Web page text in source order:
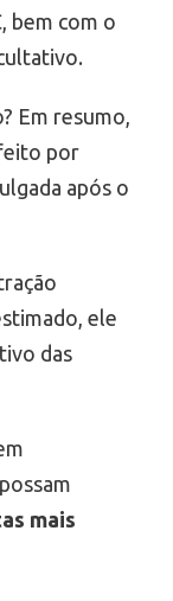
bem com o
Em resumo,
por
após o
ele
das
mais